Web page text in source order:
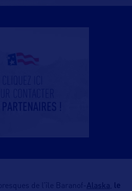
de l’île Baranof-Alaska
le